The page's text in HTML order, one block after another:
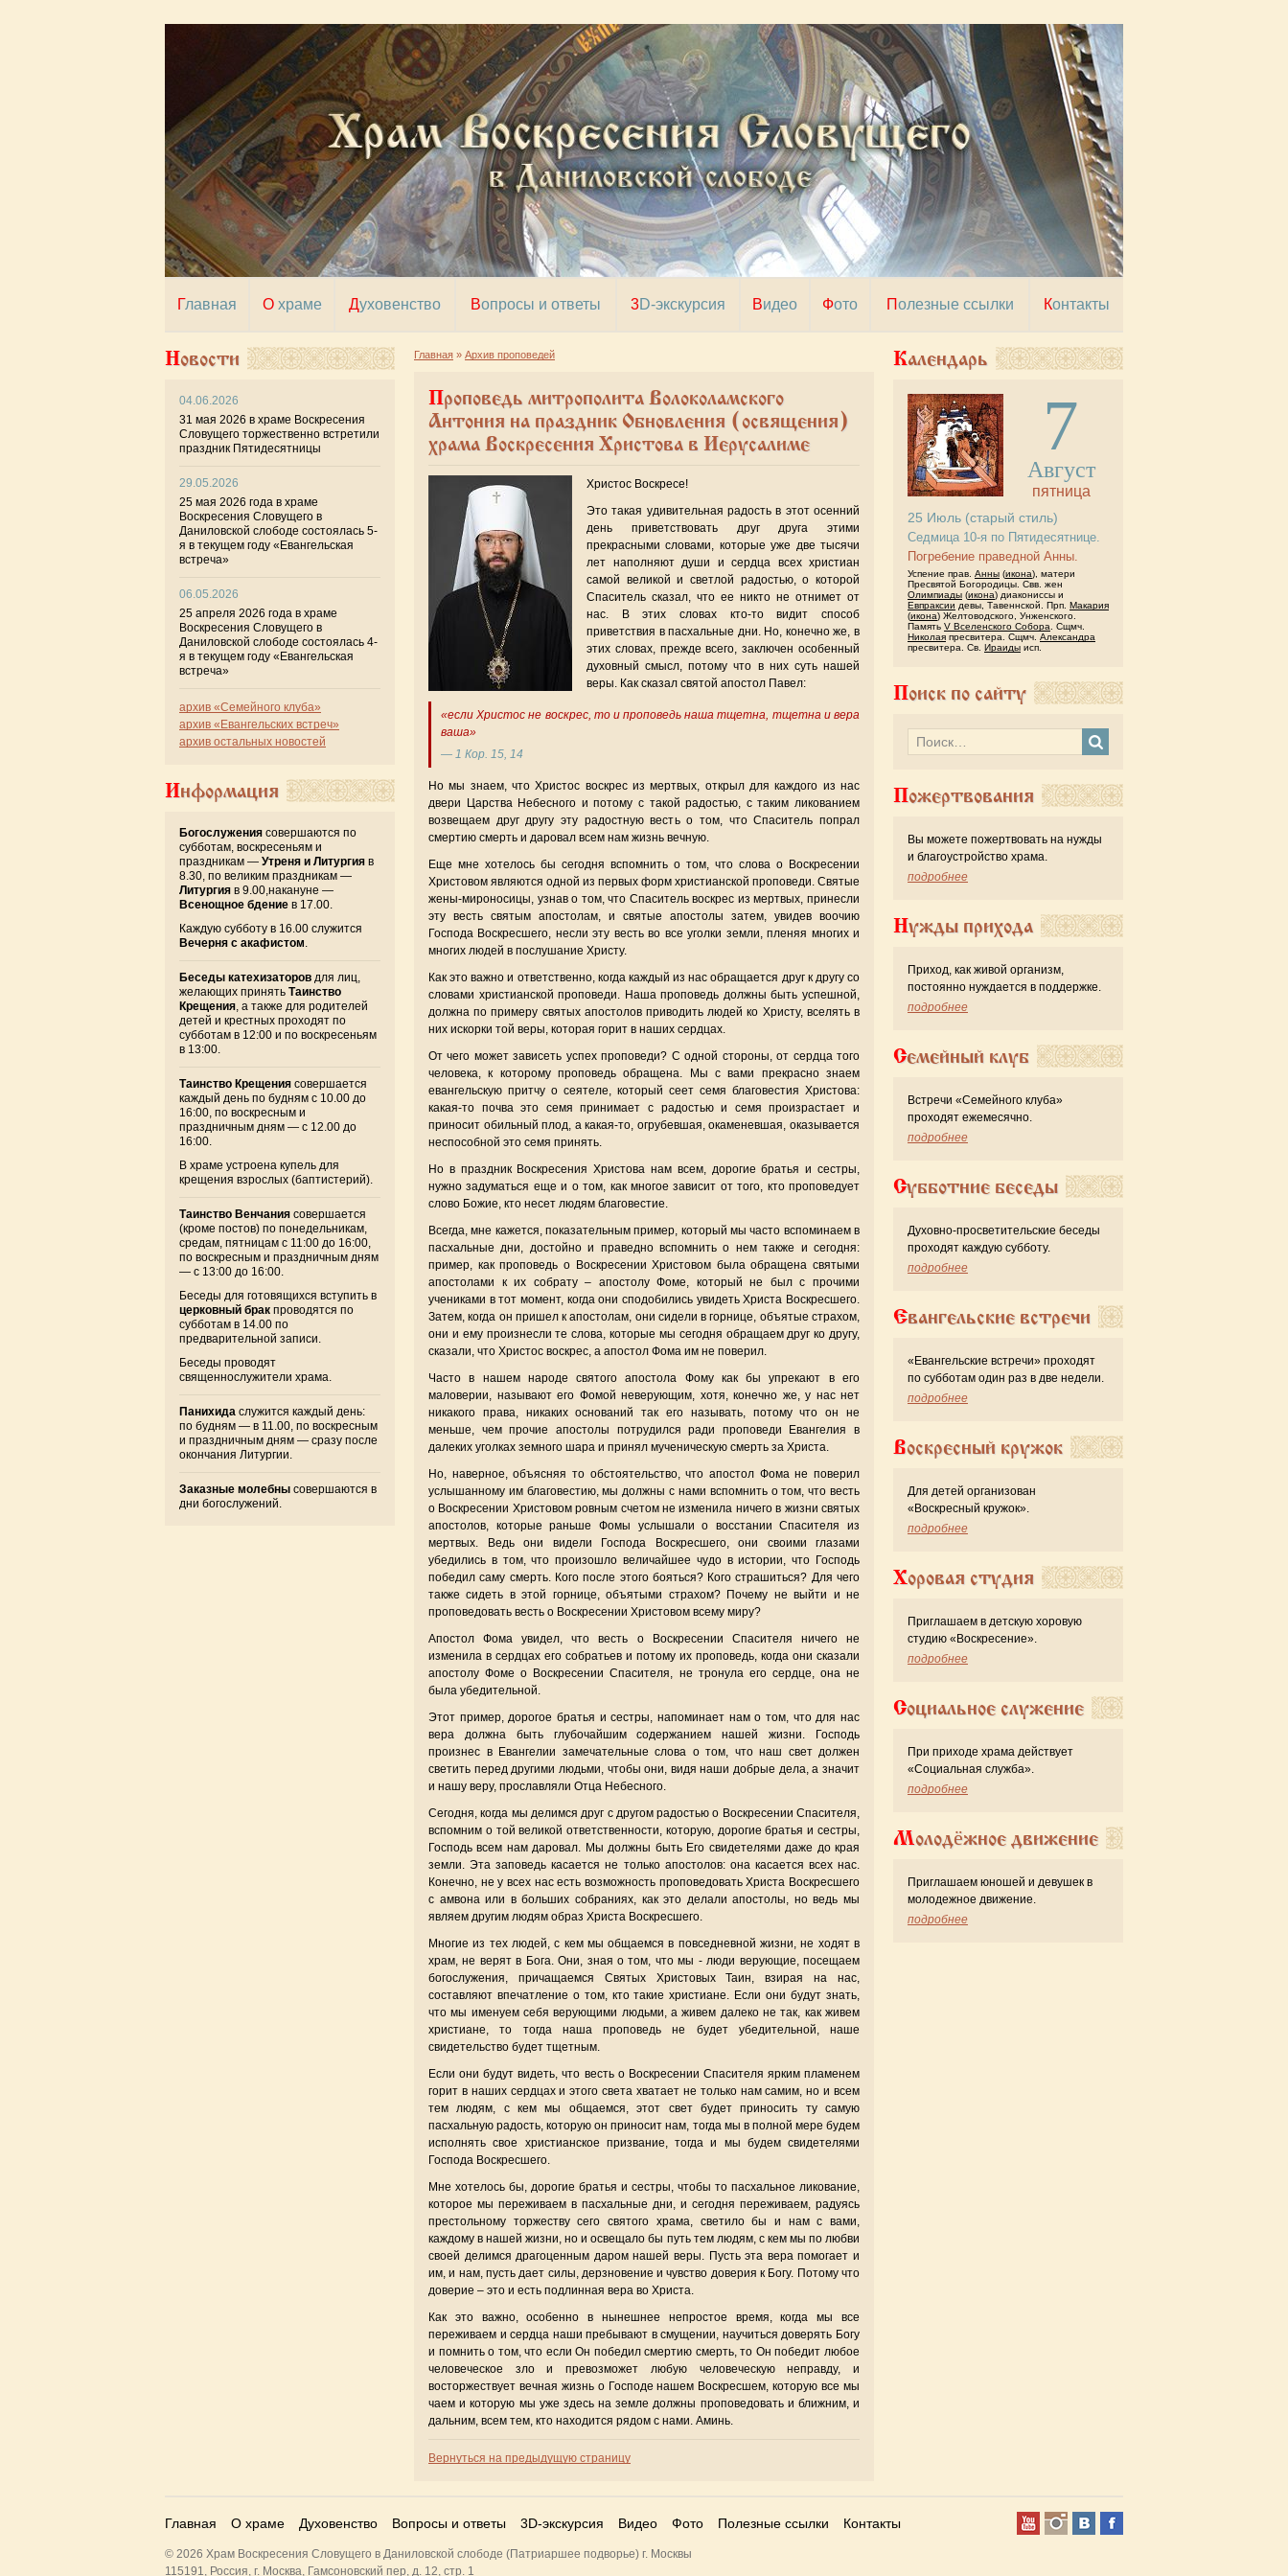
Главная О храме Духовенство Вопросы и ответы 3D-экскурсия Видео Фото Полезные ссылки Контакты
Главная » Архив проповедей
Проповедь митрополита Волоколамского
Антония на праздник Обновления (освящения)
храма Воскресения Христова в Иерусалиме
Христос Воскресе!
Это такая удивительная радость в этот осенний
день приветствовать друг друга этими
прекрасными словами, которые уже две тысячи
лет наполняют души и сердца всех христиан
самой великой и светлой радостью, о которой
Спаситель сказал, что ее никто не отнимет от
нас. В этих словах кто-то видит способ
приветствия в пасхальные дни. Но, конечно же, в
этих словах, прежде всего, заключен особенный
духовный смысл, потому что в них суть нашей
веры. Как сказал святой апостол Павел:
«если Христос не воскрес, то и проповедь наша тщетна, тщетна и вера
ваша»
— 1 Кор. 15, 14
Но мы знаем, что Христос воскрес из мертвых, открыл для каждого из нас
двери Царства Небесного и потому с такой радостью, с таким ликованием
возвещаем друг другу эту радостную весть о том, что Спаситель попрал
смертию смерть и даровал всем нам жизнь вечную.
Еще мне хотелось бы сегодня вспомнить о том, что слова о Воскресении
Христовом являются одной из первых форм христианской проповеди. Святые
жены-мироносицы, узнав о том, что Спаситель воскрес из мертвых, принесли
эту весть святым апостолам, и святые апостолы затем, увидев воочию
Господа Воскресшего, несли эту весть во все уголки земли, пленяя многих и
многих людей в послушание Христу.
Как это важно и ответственно, когда каждый из нас обращается друг к другу со
словами христианской проповеди. Наша проповедь должны быть успешной,
должна по примеру святых апостолов приводить людей ко Христу, вселять в
них искорки той веры, которая горит в наших сердцах.
От чего может зависеть успех проповеди? С одной стороны, от сердца того
человека, к которому проповедь обращена. Мы с вами прекрасно знаем
евангельскую притчу о сеятеле, который сеет семя благовестия Христова:
какая-то почва это семя принимает с радостью и семя произрастает и
приносит обильный плод, а какая-то, огрубевшая, окаменевшая, оказывается
неспособной это семя принять.
Но в праздник Воскресения Христова нам всем, дорогие братья и сестры,
нужно задуматься еще и о том, как многое зависит от того, кто проповедует
слово Божие, кто несет людям благовестие.
Всегда, мне кажется, показательным пример, который мы часто вспоминаем в
пасхальные дни, достойно и праведно вспомнить о нем также и сегодня:
пример, как проповедь о Воскресении Христовом была обращена святыми
апостолами к их собрату – апостолу Фоме, который не был с прочими
учениками в тот момент, когда они сподобились увидеть Христа Воскресшего.
Затем, когда он пришел к апостолам, они сидели в горнице, объятые страхом,
они и ему произнесли те слова, которые мы сегодня обращаем друг ко другу,
сказали, что Христос воскрес, а апостол Фома им не поверил.
Часто в нашем народе святого апостола Фому как бы упрекают в его
маловерии, называют его Фомой неверующим, хотя, конечно же, у нас нет
никакого права, никаких оснований так его называть, потому что он не
меньше, чем прочие апостолы потрудился ради проповеди Евангелия в
далеких уголках земного шара и принял мученическую смерть за Христа.
Но, наверное, объясняя то обстоятельство, что апостол Фома не поверил
услышанному им благовестию, мы должны с нами вспомнить о том, что весть
о Воскресении Христовом ровным счетом не изменила ничего в жизни святых
апостолов, которые раньше Фомы услышали о восстании Спасителя из
мертвых. Ведь они видели Господа Воскресшего, они своими глазами
убедились в том, что произошло величайшее чудо в истории, что Господь
победил саму смерть. Кого после этого бояться? Кого страшиться? Для чего
также сидеть в этой горнице, объятыми страхом? Почему не выйти и не
проповедовать весть о Воскресении Христовом всему миру?
Апостол Фома увидел, что весть о Воскресении Спасителя ничего не
изменила в сердцах его собратьев и потому их проповедь, когда они сказали
апостолу Фоме о Воскресении Спасителя, не тронула его сердце, она не
была убедительной.
Этот пример, дорогое братья и сестры, напоминает нам о том, что для нас
вера должна быть глубочайшим содержанием нашей жизни. Господь
произнес в Евангелии замечательные слова о том, что наш свет должен
светить перед другими людьми, чтобы они, видя наши добрые дела, а значит
и нашу веру, прославляли Отца Небесного.
Сегодня, когда мы делимся друг с другом радостью о Воскресении Спасителя,
вспомним о той великой ответственности, которую, дорогие братья и сестры,
Господь всем нам даровал. Мы должны быть Его свидетелями даже до края
земли. Эта заповедь касается не только апостолов: она касается всех нас.
Конечно, не у всех нас есть возможность проповедовать Христа Воскресшего
с амвона или в больших собраниях, как это делали апостолы, но ведь мы
являем другим людям образ Христа Воскресшего.
Многие из тех людей, с кем мы общаемся в повседневной жизни, не ходят в
храм, не верят в Бога. Они, зная о том, что мы - люди верующие, посещаем
богослужения, причащаемся Святых Христовых Таин, взирая на нас,
составляют впечатление о том, кто такие христиане. Если они будут знать,
что мы именуем себя верующими людьми, а живем далеко не так, как живем
христиане, то тогда наша проповедь не будет убедительной, наше
свидетельство будет тщетным.
Если они будут видеть, что весть о Воскресении Спасителя ярким пламенем
горит в наших сердцах и этого света хватает не только нам самим, но и всем
тем людям, с кем мы общаемся, этот свет будет приносить ту самую
пасхальную радость, которую он приносит нам, тогда мы в полной мере будем
исполнять свое христианское призвание, тогда и мы будем свидетелями
Господа Воскресшего.
Мне хотелось бы, дорогие братья и сестры, чтобы то пасхальное ликование,
которое мы переживаем в пасхальные дни, и сегодня переживаем, радуясь
престольному торжеству сего святого храма, светило бы и нам с вами,
каждому в нашей жизни, но и освещало бы путь тем людям, с кем мы по любви
своей делимся драгоценным даром нашей веры. Пусть эта вера помогает и
им, и нам, пусть дает силы, дерзновение и чувство доверия к Богу. Потому что
доверие – это и есть подлинная вера во Христа.
Как это важно, особенно в нынешнее непростое время, когда мы все
переживаем и сердца наши пребывают в смущении, научиться доверять Богу
и помнить о том, что если Он победил смертию смерть, то Он победит любое
человеческое зло и превозможет любую человеческую неправду, и
восторжествует вечная жизнь о Господе нашем Воскресшем, которую все мы
чаем и которую мы уже здесь на земле должны проповедовать и ближним, и
дальним, всем тем, кто находится рядом с нами. Аминь.
Вернуться на предыдущую страницу
Новости
04.06.2026
31 мая 2026 в храме Воскресения
Словущего торжественно встретили
праздник Пятидесятницы
29.05.2026
25 мая 2026 года в храме
Воскресения Словущего в
Даниловской слободе состоялась 5-
я в текущем году «Евангельская
встреча»
06.05.2026
25 апреля 2026 года в храме
Воскресения Словущего в
Даниловской слободе состоялась 4-
я в текущем году «Евангельская
встреча»
архив «Семейного клуба»
архив «Евангельских встреч»
архив остальных новостей
Информация
Богослужения совершаются по
субботам, воскресеньям и
праздникам — Утреня и Литургия в
8.30, по великим праздникам —
Литургия в 9.00,накануне —
Всенощное бдение в 17.00.
Каждую субботу в 16.00 служится
Вечерня с акафистом.
Беседы катехизаторов для лиц,
желающих принять Таинство
Крещения, а также для родителей
детей и крестных проходят по
субботам в 12:00 и по воскресеньям
в 13:00.
Таинство Крещения совершается
каждый день по будням с 10.00 до
16:00, по воскресным и
праздничным дням — с 12.00 до
16:00.
В храме устроена купель для
крещения взрослых (баптистерий).
Таинство Венчания совершается
(кроме постов) по понедельникам,
средам, пятницам с 11:00 до 16:00,
по воскресным и праздничным дням
— с 13:00 до 16:00.
Беседы для готовящихся вступить в
церковный брак проводятся по
субботам в 14.00 по
предварительной записи.
Беседы проводят
священнослужители храма.
Панихида служится каждый день:
по будням — в 11.00, по воскресным
и праздничным дням — сразу после
окончания Литургии.
Заказные молебны совершаются в
дни богослужений.
Календарь
7
Август
пятница
25 Июль (старый стиль)
Седмица 10-я по Пятидесятнице.
Погребение праведной Анны.
Успение прав. Анны (икона), матери
Пресвятой Богородицы. Свв. жен
Олимпиады (икона) диакониссы и
Евпраксии девы, Тавеннской. Прп. Макария
(икона) Желтоводского, Унженского.
Память V Вселенского Собора . Сщмч.
Николая пресвитера. Сщмч. Александра
пресвитера. Св. Ираиды исп.
Поиск по сайту
Пожертвования
Вы можете пожертвовать на нужды
и благоустройство храма.
подробнее
Нужды прихода
Приход, как живой организм,
постоянно нуждается в поддержке.
подробнее
Семейный клуб
Встречи «Семейного клуба»
проходят ежемесячно.
подробнее
Субботние беседы
Духовно-просветительские беседы
проходят каждую субботу.
подробнее
Евангельские встречи
«Евангельские встречи» проходят
по субботам один раз в две недели.
подробнее
Воскресный кружок
Для детей организован
«Воскресный кружок».
подробнее
Хоровая студия
Приглашаем в детскую хоровую
студию «Воскресение».
подробнее
Социальное служение
При приходе храма действует
«Cоциальная служба».
подробнее
Молодёжное движение
Приглашаем юношей и девушек в
молодежное движение.
подробнее
Главная О храме Духовенство Вопросы и ответы 3D-экскурсия Видео Фото Полезные ссылки Контакты
© 2026 Храм Воскресения Словущего в Даниловской слободе (Патриаршее подворье) г. Москвы
115191, Россия, г. Москва, Гамсоновский пер, д. 12, стр. 1